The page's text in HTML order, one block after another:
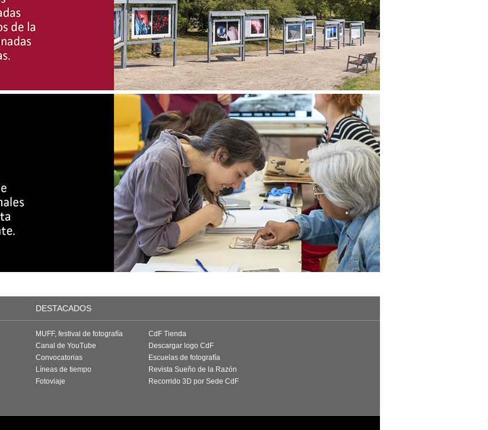
DESTACADOS
MUFF, festival de fotografía
Canal de YouTube
Convocatorias
Líneas de tiempo
Fotoviaje
CdF Tienda
Descargar logo CdF
Escuelas de fotografía
Revista Sueño de la Razón
Recorrido 3D por Sede CdF